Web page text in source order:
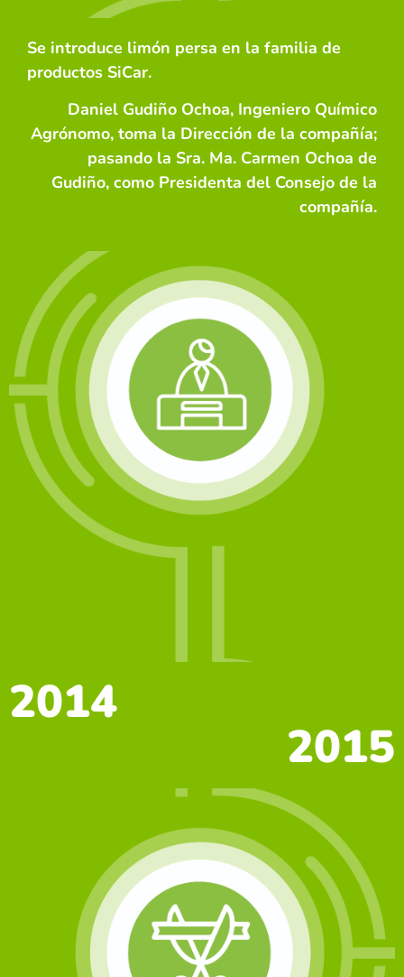
Se introduce limón persa en la familia de
productos SiCar.
Daniel Gudiño Ochoa, Ingeniero Químico
Agrónomo, toma la Dirección de la compañía;
pasando la Sra. Ma. Carmen Ochoa de
Gudiño, como Presidenta del Consejo de la
compañía.
2014
2015